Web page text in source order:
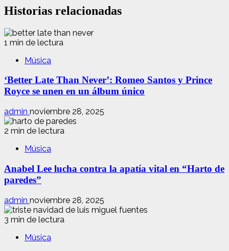
Historias relacionadas
1 min de lectura
Música
‘Better Late Than Never’: Romeo Santos y Prince
Royce se unen en un álbum único
admin noviembre 28, 2025
2 min de lectura
Música
Anabel Lee lucha contra la apatía vital en “Harto de
paredes”
admin noviembre 28, 2025
3 min de lectura
Música